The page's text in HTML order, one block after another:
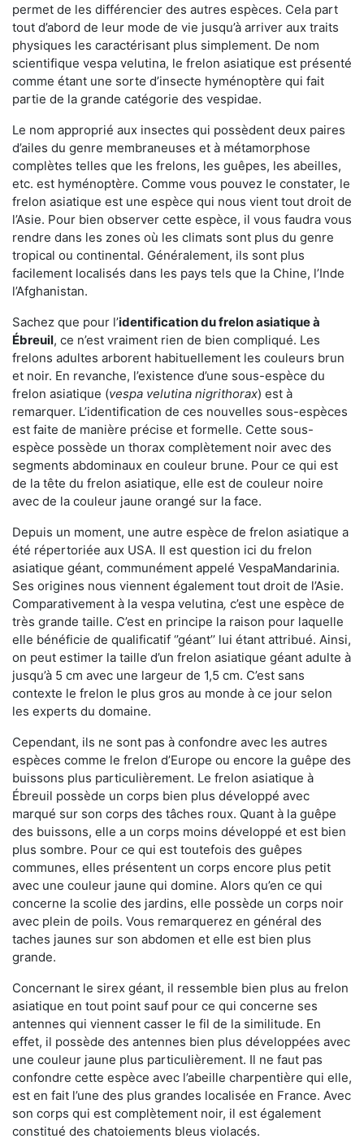
permet de les différencier des autres espèces. Cela part
tout d’abord de leur mode de vie jusqu’à arriver aux traits
physiques les caractérisant plus simplement. De nom
scientifique vespa velutina, le frelon asiatique est présenté
comme étant une sorte d’insecte hyménoptère qui fait
partie de la grande catégorie des vespidae.
Le nom approprié aux insectes qui possèdent deux paires
d’ailes du genre membraneuses et à métamorphose
complètes telles que les frelons, les guêpes, les abeilles,
etc. est hyménoptère. Comme vous pouvez le constater, le
frelon asiatique est une espèce qui nous vient tout droit de
l’Asie. Pour bien observer cette espèce, il vous faudra vous
rendre dans les zones où les climats sont plus du genre
tropical ou continental. Généralement, ils sont plus
facilement localisés dans les pays tels que la Chine, l’Inde
l’Afghanistan.
Sachez que pour l’identification du frelon asiatiqueà
Ébreuil, ce n’est vraiment rien de bien compliqué. Les
frelons adultes arborent habituellement les couleurs brun
et noir. En revanche, l’existence d’une sous-espèce du
frelon asiatique (vespa velutina nigrithorax) est à
remarquer. L’identification de ces nouvelles sous-espèces
est faite de manière précise et formelle. Cette sous-
espèce possède un thorax complètement noir avec des
segments abdominaux en couleur brune. Pour ce qui est
de la tête du frelon asiatique, elle est de couleur noire
avec de la couleur jaune orangé sur la face.
Depuis un moment, une autre espèce de frelon asiatique a
été répertoriée aux USA. Il est question ici du frelon
asiatique géant, communément appelé VespaMandarinia.
Ses origines nous viennent également tout droit de l’Asie.
Comparativement à la vespa velutina, c’est une espèce de
très grande taille. C’est en principe la raison pour laquelle
elle bénéficie de qualificatif ‘’géant’’ lui étant attribué. Ainsi,
on peut estimer la taille d’un frelon asiatique géant adulte à
jusqu’à 5 cm avec une largeur de 1,5 cm. C’est sans
contexte le frelon le plus gros au monde à ce jour selon
les experts du domaine.
Cependant, ils ne sont pas à confondre avec les autres
espèces comme le frelon d’Europe ou encore la guêpe des
buissons plus particulièrement. Le frelon asiatique à
Ébreuil possède un corps bien plus développé avec
marqué sur son corps des tâches roux. Quant à la guêpe
des buissons, elle a un corps moins développé et est bien
plus sombre. Pour ce qui est toutefois des guêpes
communes, elles présentent un corps encore plus petit
avec une couleur jaune qui domine. Alors qu’en ce qui
concerne la scolie des jardins, elle possède un corps noir
avec plein de poils. Vous remarquerez en général des
taches jaunes sur son abdomen et elle est bien plus
grande.
Concernant le sirex géant, il ressemble bien plus au frelon
asiatique en tout point sauf pour ce qui concerne ses
antennes qui viennent casser le fil de la similitude. En
effet, il possède des antennes bien plus développées avec
une couleur jaune plus particulièrement. Il ne faut pas
confondre cette espèce avec l’abeille charpentière qui elle,
est en fait l’une des plus grandes localisée en France. Avec
son corps qui est complètement noir, il est également
constitué des chatoiements bleus violacés.